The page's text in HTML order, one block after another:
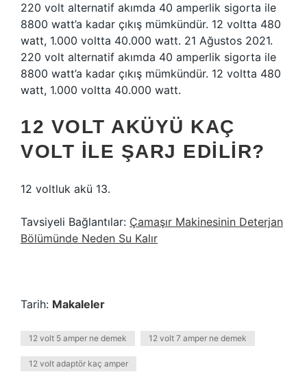
220 volt alternatif akımda 40 amperlik sigorta ile
8800 watt’a kadar çıkış mümkündür. 12 voltta 480
watt, 1.000 voltta 40.000 watt. 21 Ağustos 2021.
220 volt alternatif akımda 40 amperlik sigorta ile
8800 watt’a kadar çıkış mümkündür. 12 voltta 480
watt, 1.000 voltta 40.000 watt.
12 VOLT AKÜYÜ KAÇ
VOLT ILE ŞARJ EDILIR?
12 voltluk akü 13.
Tavsiyeli Bağlantılar: Çamaşır Makinesinin Deterjan
Bölümünde Neden Su Kalır
Tarih: Makaleler
12 volt 5 amper ne demek 12 volt 7 amper ne demek
12 volt adaptör kaç amper